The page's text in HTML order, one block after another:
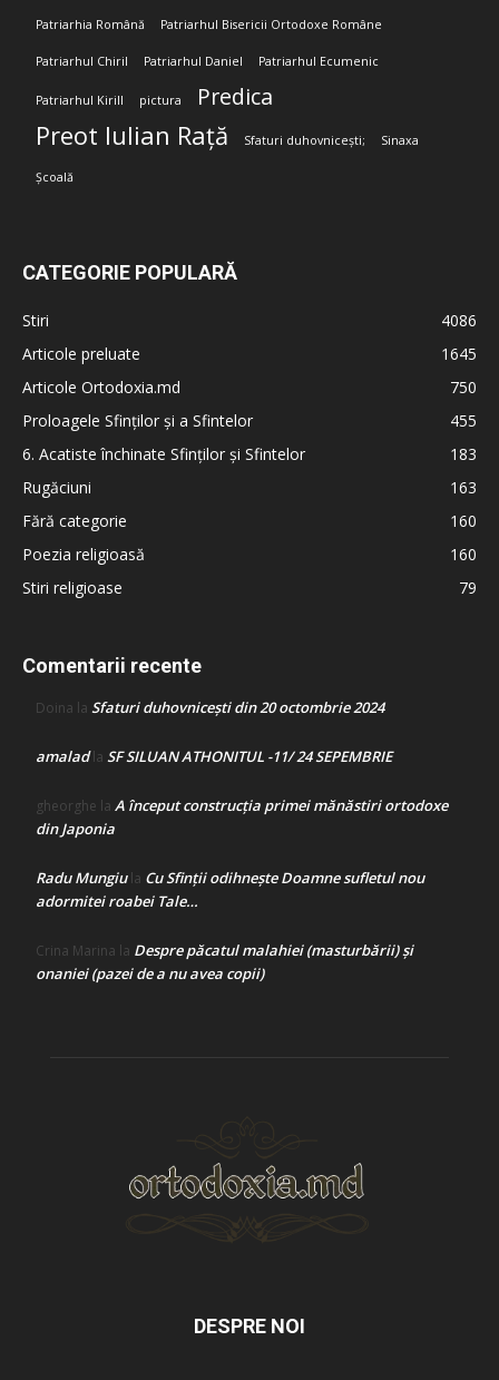
Patriarhia Română Patriarhul Bisericii Ortodoxe Române
Patriarhul Chiril Patriarhul Daniel Patriarhul Ecumenic
Patriarhul Kirill pictura Predica
Preot Iulian Rață Sfaturi duhovnicești; Sinaxa
Școală
CATEGORIE POPULARĂ
Stiri
4086
Articole preluate
1645
Articole Ortodoxia.md
750
Proloagele Sfinților și a Sfintelor
455
6. Acatiste închinate Sfinților și Sfintelor
183
Rugăciuni
163
Fără categorie
160
Poezia religioasă
160
Stiri religioase
79
Comentarii recente
Doina la Sfaturi duhovnicești din 20 octombrie 2024
amaladla SF SILUAN ATHONITUL -11/ 24 SEPEMBRIE
gheorghe la A început construcţia primei mănăstiri ortodoxe
din Japonia
Radu Mungiula Cu Sfinții odihnește Doamne sufletul nou
adormitei roabei Tale…
Crina Marina la Despre păcatul malahiei (masturbării) şi
onaniei (pazei de a nu avea copii)
DESPRE NOI